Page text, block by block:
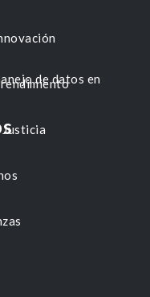
Justicia
de datos en